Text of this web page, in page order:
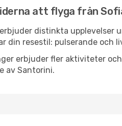
att flyga från
distinkta upplevelser
din resestil: pulserande och
erbjuder fler aktiviteter
av Santorini.